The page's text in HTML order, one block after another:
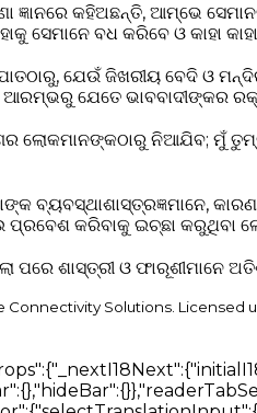
କହିଅଛନ୍ତି, ଆମ୍ଭେ
ସେମାନେ ବଧ କରିବେ ଓ କାହା
ଯେଉଁ ଜିଖରୀୟ ବେଦି ଓ
ଯେତେ ଭାବବାଦୀଙ୍କର
ଲୋକମାନଙ୍କଠାରୁ ନିଆଯିବ; ମୁଁ
ବ୍ୟବସ୍ଥାଶାସ୍ତ୍ରଜ୍ଞମାନେ,
କରିବାକୁ ଇଚ୍ଛା କରୁଥିବା
ପରେ ଶାସ୍ତ୍ରୀ ଓ ଫାରୂଶୀମାନେ
Connectivity Solutions.
ଇଛା ନାହିଁ"}}},"modals":{"notifications":{"empty":{}},"notificationDetail":{},"login":{"providers":{},"placeholders":{},"message":{}},"accountDelete":{},"deleteHistoryItem":{},"deleteNoteItem":{},"deleteTranslation":{},"shareSearchHistory":{},"versionMismatch":{},"sessionExpired":{},"buttons":{"delete":{},"confirm":{},"submit":{}}},"connectivityToast":{},"cookieMessage":{"actions":{}},"seo":{"knowsAbout":[null,null,null,null,null,null,null,null],"faq":{"home":[{},{},{}],"bible":[{},{},{}]}},"chatThread":{"searching":"ପବିତ୍ର ଶାସ୍ତ୍ର ଖୋଜିବାରେ...","answering":"ଉତ୍ତର ଲିଖିତ ହେଉଛି...","placeholder":"ଏକ ପରବର୍ତ୍ତୀ ପ୍ରଶ୍ନ ପଚାରନ୍ତୁ…","send":"ପଠାଅ","actions":{"stop":"ରର୍ଥା","regenerate":"ପୁନର୍ଜାତ","copy":"ନକଲ","retry":"ପୁନରାବୃତ୍ତି"},"errors":{"generic":"କିଛି ଭୁଲ ହୋଇଛି। ଆପଣ ଏହି ପ୍ରଶ୍ନଟି ପୁନର୍ବାର ପ୍ରୟାସ କରିପାରିବେ।","sessionLost":"ଏହି କଥାବାତ୍ତା ସମୟ ସୀମା ପୂରଣ କରିବାରୁ ବଢିଗିଲି। ଦୟାକରି ପୁନର୍ବାର ପଚାରନ୍ତୁ।"}},"localeSwitcher":{"searchPlaceholder":"ଭାଷା ଖୋଜନ୍ତୁ"}}}},"en-US":{"bible":{"page":{"head":{"title":"Bible AI Bible reader with search, books, articles and voice","description":"Read the bible using AI and search books, study plans, articles using your voice"},"bibleReader":{"title":"Bible","bookSelect":{"placeholder":"Select Book"},"chapterSelect":{"placeholder":"Select Chapter"},"errors":{"chapterLoading":"Error loading chapter. Resolving...","offline":"You're offline. Download a Bible translation before going offline to read it here."},"sidebarViewPicker":{"heading":"Select a view","showBar":{"title":"Show